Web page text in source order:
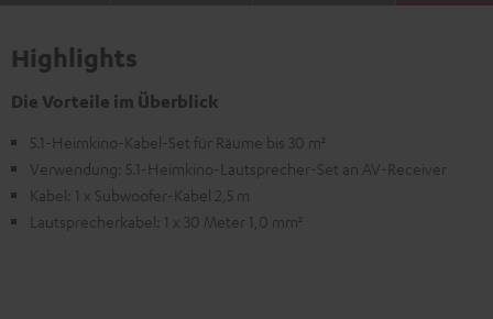
Highlights
Die Vorteile im Überblick
5.1-Heimkino-Kabel-Set für Räume bis 30 m²
Verwendung: 5.1-Heimkino-Lautsprecher-Set an AV-Receiver
Kabel: 1 x Subwoofer-Kabel 2,5 m
Lautsprecherkabel: 1 x 30 Meter 1,0 mm²